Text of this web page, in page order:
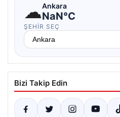
☁Ankara
NaN°C
ŞEHIR SEÇ
Bizi Takip Edin